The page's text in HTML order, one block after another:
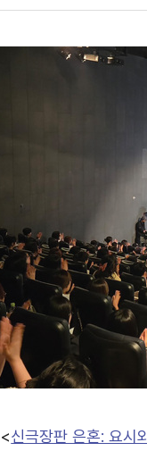
신극장판 은혼: 요시